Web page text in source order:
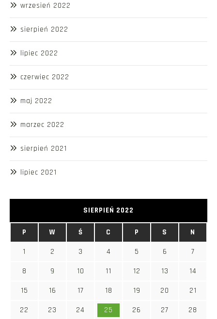
wrzesień 2022
sierpień 2022
lipiec 2022
czerwiec 2022
maj 2022
marzec 2022
sierpień 2021
lipiec 2021
SIERPIEŃ 2022
P W Ś C P S N
1 2 3 4 5 6 7
8 9 10 11 12 13 14
15 16 17 18 19 20 21
22 23 24 25 26 27 28